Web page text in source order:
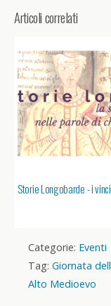
Articoli correlati
Storie Longobarde - i
Categorie: Eventi
Tag: Giornata
Alto Medioevo